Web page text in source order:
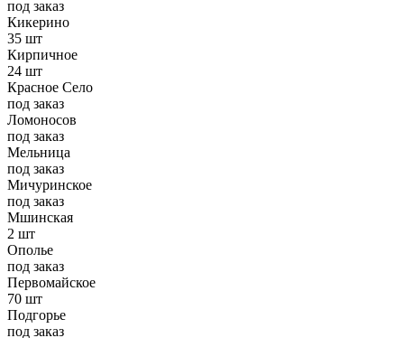
под заказ
Кикерино
35 шт
Кирпичное
24 шт
Красное Село
под заказ
Ломоносов
под заказ
Мельница
под заказ
Мичуринское
под заказ
Мшинская
2 шт
Ополье
под заказ
Первомайское
70 шт
Подгорье
под заказ